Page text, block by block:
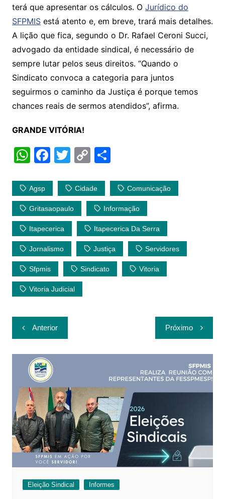
terá que apresentar os cálculos. O Jurídico do
SFPMISestá atento e, em breve, trará mais detalhes.
A lição que fica, segundo o Dr. Rafael Ceroni Succi,
advogado da entidade sindical, é necessário de
sempre lutar pelos seus direitos. “Quando o
Sindicato convoca a categoria para juntos
seguirmos o caminho da Justiça é porque temos
chances reais de sermos atendidos”, afirma.
GRANDE VITÓRIA!
W
at
s
A
p
p
F
c
e
b
o
o
k
T
itt
er
C
p
y
Li
n
k
S
ar
e
Agsp Cidade Comunicação
Gritasaopaulo Informação
Itapecerica Itapecerica Da Serra
Jornalismo Justiça Servidores
Sfpmis Sindicato Vitoria
Vitoria Judicial
Navegação
de
Post
Anterior Próximo
Eleição Sindical Informes